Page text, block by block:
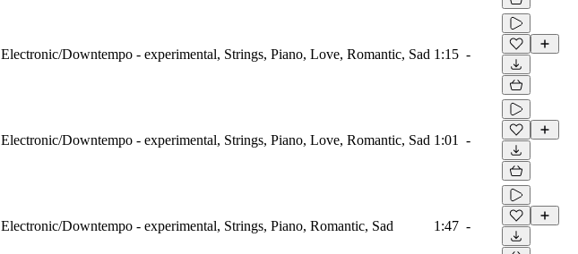
Electronic/Downtempo - experimental, Strings, Piano, Love, Romantic, Sad 1:15 -
Electronic/Downtempo - experimental, Strings, Piano, Love, Romantic, Sad 1:01 -
Electronic/Downtempo - experimental, Strings, Piano, Romantic, Sad 1:47 -